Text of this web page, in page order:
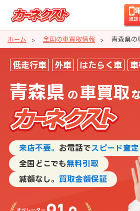
通
ホーム 全国の車買取情報 青森県の
青森県の車買取なら
低走行車 外車 はたらく車
青森県 の 車買取
来店不要。 お電話でスピード査定
全国どこでも無料引取
減額なし。 買取金額保証